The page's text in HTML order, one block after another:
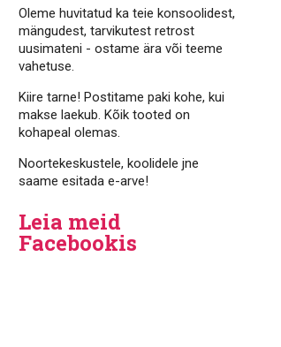
Oleme huvitatud ka teie konsoolidest,
mängudest, tarvikutest retrost
uusimateni - ostame ära või teeme
vahetuse.
Kiire tarne! Postitame paki kohe, kui
makse laekub. Kõik tooted on
kohapeal olemas.
Noortekeskustele, koolidele jne
saame esitada e-arve!
Leia meid
Facebookis